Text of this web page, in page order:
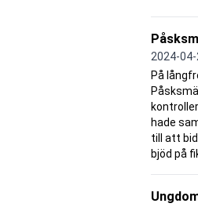
2024-
På
hade
till att
bjöd på